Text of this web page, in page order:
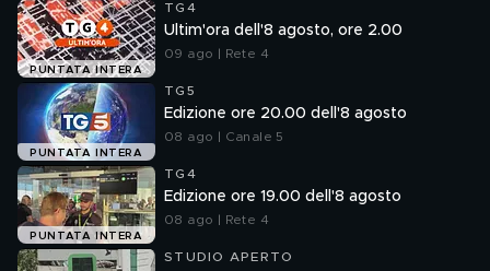
PUNTATA INTERA
TG4
Ultim'ora dell'8 agosto, ore 2.00
09 ago | Rete 4
PUNTATA INTERA
TG5
Edizione ore 20.00 dell'8 agosto
08 ago | Canale 5
PUNTATA INTERA
TG4
Edizione ore 19.00 dell'8 agosto
08 ago | Rete 4
STUDIO APERTO